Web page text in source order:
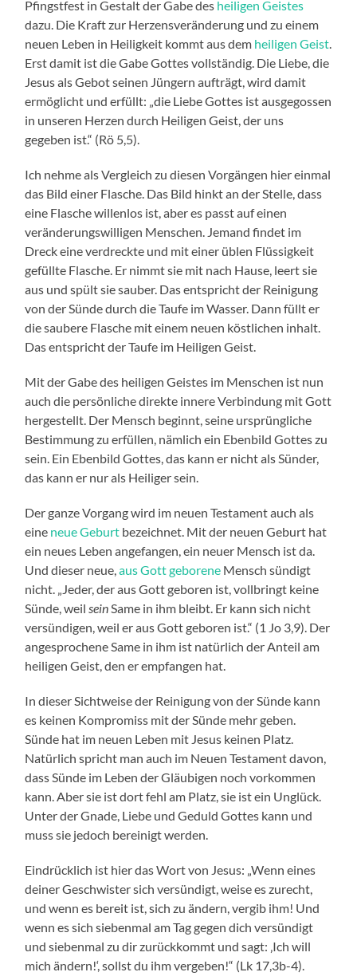
Pfingstfest in Gestalt der Gabe des heiligen Geistes
dazu. Die Kraft zur Herzensveränderung und zu einem
neuen Leben in Heiligkeit kommt aus dem heiligen Geist.
Erst damit ist die Gabe Gottes vollständig. Die Liebe, die
Jesus als Gebot seinen Jüngern aufträgt, wird damit
ermöglicht und erfüllt: „die Liebe Gottes ist ausgegossen
in unseren Herzen durch Heiligen Geist, der uns
gegeben ist.“ (Rö 5,5).
Ich nehme als Vergleich zu diesen Vorgängen hier einmal
das Bild einer Flasche. Das Bild hinkt an der Stelle, dass
eine Flasche willenlos ist, aber es passt auf einen
veränderungswilligen Menschen. Jemand findet im
Dreck eine verdreckte und mit einer üblen Flüssigkeit
gefüllte Flasche. Er nimmt sie mit nach Hause, leert sie
aus und spült sie sauber. Das entspricht der Reinigung
von der Sünde durch die Taufe im Wasser. Dann füllt er
die saubere Flasche mit einem neuen köstlichen inhalt.
Das entspricht der Taufe im Heiligen Geist.
Mit der Gabe des heiligen Geistes im Menschen ist nun
auch die persönliche direkte innere Verbindung mit Gott
hergestellt. Der Mensch beginnt, seine ursprüngliche
Bestimmung zu erfüllen, nämlich ein Ebenbild Gottes zu
sein. Ein Ebenbild Gottes, das kann er nicht als Sünder,
das kann er nur als Heiliger sein.
Der ganze Vorgang wird im neuen Testament auch als
eine neue Geburt bezeichnet. Mit der neuen Geburt hat
ein neues Leben angefangen, ein neuer Mensch ist da.
Und dieser neue,aus Gott geborene Mensch sündigt
nicht. „Jeder, der aus Gott geboren ist, vollbringt keine
Sünde, weilseinSame in ihm bleibt. Er kann sich nicht
versündigen, weil er aus Gott geboren ist.“ (1 Jo 3,9). Der
angesprochene Same in ihm ist natürlich der Anteil am
heiligen Geist, den er empfangen hat.
In dieser Sichtweise der Reinigung von der Sünde kann
es keinen Kompromiss mit der Sünde mehr geben.
Sünde hat im neuen Leben mit Jesus keinen Platz.
Natürlich spricht man auch im Neuen Testament davon,
dass Sünde im Leben der Gläubigen noch vorkommen
kann. Aber sie ist dort fehl am Platz, sie ist ein Unglück.
Unter der Gnade, Liebe und Geduld Gottes kann und
muss sie jedoch bereinigt werden.
Eindrücklich ist hier das Wort von Jesus: „Wenn eines
deiner Geschwister sich versündigt, weise es zurecht,
und wenn es bereit ist, sich zu ändern, vergib ihm! Und
wenn es sich siebenmal am Tag gegen dich versündigt
und siebenmal zu dir zurückkommt und sagt: ‚Ich will
mich ändern!‘, sollst du ihm vergeben!“ (Lk 17,3b-4).